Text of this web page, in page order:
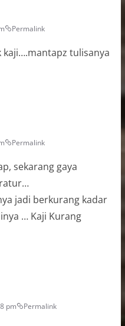
Permalink
kaji….mantapz tulisanya
Permalink
sekarang gaya
jadi berkurang kadar
… Kaji Kurang
pm Permalink